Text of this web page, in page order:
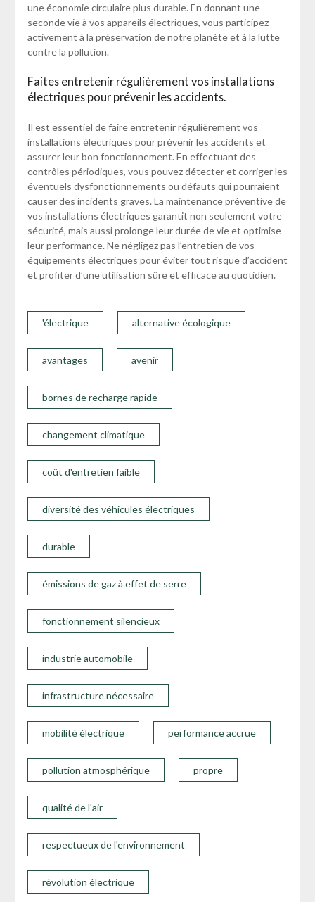
une économie circulaire plus durable. En donnant une
seconde vie à vos appareils électriques, vous participez
activement à la préservation de notre planète et à la lutte
contre la pollution.
Faites entretenir régulièrement vos installations
électriques pour prévenir les accidents.
Il est essentiel de faire entretenir régulièrement vos
installations électriques pour prévenir les accidents et
assurer leur bon fonctionnement. En effectuant des
contrôles périodiques, vous pouvez détecter et corriger les
éventuels dysfonctionnements ou défauts qui pourraient
causer des incidents graves. La maintenance préventive de
vos installations électriques garantit non seulement votre
sécurité, mais aussi prolonge leur durée de vie et optimise
leur performance. Ne négligez pas l’entretien de vos
équipements électriques pour éviter tout risque d’accident
et profiter d’une utilisation sûre et efficace au quotidien.
'électrique alternative écologique
avantages avenir
bornes de recharge rapide
changement climatique
coût d'entretien faible
diversité des véhicules électriques
durable
émissions de gaz à effet de serre
fonctionnement silencieux
industrie automobile
infrastructure nécessaire
mobilité électrique performance accrue
pollution atmosphérique propre
qualité de l'air
respectueux de l'environnement
révolution électrique